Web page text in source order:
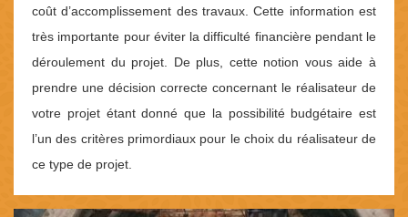
coût d’accomplissement des travaux. Cette information est
très importante pour éviter la difficulté financière pendant le
déroulement du projet. De plus, cette notion vous aide à
prendre une décision correcte concernant le réalisateur de
votre projet étant donné que la possibilité budgétaire est
l’un des critères primordiaux pour le choix du réalisateur de
ce type de projet.